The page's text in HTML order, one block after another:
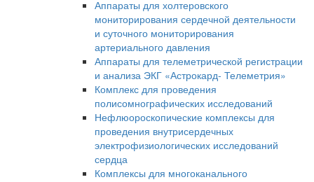
Аппараты для холтеровского
мониторирования сердечной деятельности
и суточного мониторирования
артериального давления
Аппараты для телеметрической регистрации
и анализа ЭКГ «Астрокард- Телеметрия»
Комплекс для проведения
полисомнографических исследований
Нефлюороскопические комплексы для
проведения внутрисердечных
электрофизиологических исследований
сердца
Комплексы для многоканального